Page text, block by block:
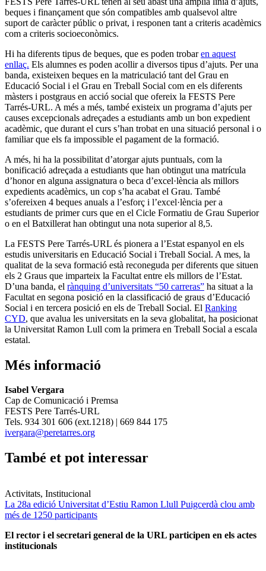
beques i finançament que són compatibles amb qualsevol altre
suport de caràcter públic o privat, i responen tant a criteris acadèmics
com a criteris socioeconòmics.
Hi ha diferents tipus de beques, que es poden trobaren aquest
enllaç. Els alumnes es poden acollir a diversos tipus d’ajuts. Per una
banda, existeixen beques en la matriculació tant del Grau en
Educació Social i el Grau en Treball Social com en els diferents
màsters i postgraus en acció social que ofereix la FESTS Pere
Tarrés-URL. A més a més, també existeix un programa d’ajuts per
causes excepcionals adreçades a estudiants amb un bon expedient
acadèmic, que durant el curs s’han trobat en una situació personal i o
familiar que els fa impossible el pagament de la formació.
A més, hi ha la possibilitat d’atorgar ajuts puntuals, com la
bonificació adreçada a estudiants que han obtingut una matrícula
d’honor en alguna assignatura o beca d’excel·lència als millors
expedients acadèmics, un cop s’ha acabat el Grau. També
s’ofereixen 4 beques anuals a l’esforç i l’excel·lència per a
estudiants de primer curs que en el Cicle Formatiu de Grau Superior
o en el Batxillerat han obtingut una nota superior al 8,5.
La FESTS Pere Tarrés-URL és pionera a l’Estat espanyol en els
estudis universitaris en Educació Social i Treball Social. A mes, la
qualitat de la seva formació està reconeguda per diferents que situen
els 2 Graus que imparteix la Facultat entre els millors de l’Estat.
D’una banda, el rànquing d’universitats “50 carreras” ha situat a la
Facultat en segona posició en la classificació de graus d’Educació
Social i en tercera posició en els de Treball Social. El Ranking
CYD, que avalua les universitats en la seva globalitat, ha posicionat
la Universitat Ramon Lull com la primera en Treball Social a escala
estatal.
Més informació
Isabel Vergara
Cap de Comunicació i Premsa
FESTS Pere Tarrés-URL
Tels. 934 301 606 (ext.1218) | 669 844 175
ivergara@peretarres.org
També et pot interessar
Activitats, Institucional
La 28a edició Universitat d’Estiu Ramon Llull Puigcerdà clou amb
més de 1250 participants
El rector i el secretari general de la URL participen en els actes
institucionals